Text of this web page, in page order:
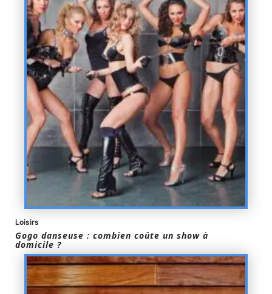
Loisirs
Gogo danseuse : combien coûte un show à
domicile ?